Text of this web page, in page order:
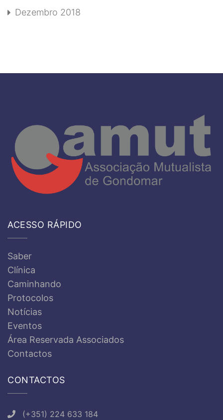
Dezembro 2018
ACESSO RÁPIDO
Saber
Clínica
Caminhando
Protocolos
Notícias
Eventos
Área Reservada Associados
Contactos
CONTACTOS
(+351) 224 633 184